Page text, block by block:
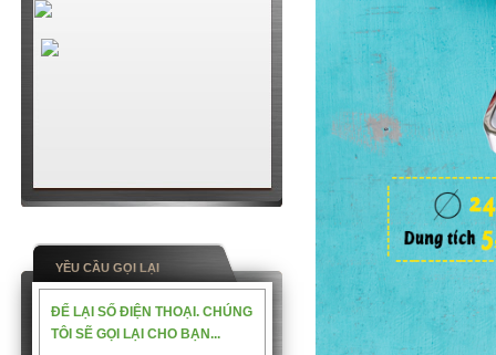
YỀU CẦU GỌI LẠI
ĐỂ LẠI SỐ ĐIỆN THOẠI. CHÚNG
TÔI SẼ GỌI LẠI CHO BẠN...